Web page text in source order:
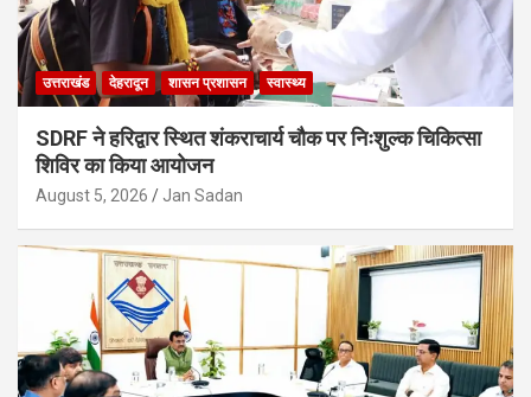
उत्तराखंड देहरादून शासन प्रशासन स्वास्थ्य
SDRF ने हरिद्वार स्थित शंकराचार्य चौक पर निःशुल्क चिकित्सा
शिविर का किया आयोजन
August 5, 2026 Jan Sadan